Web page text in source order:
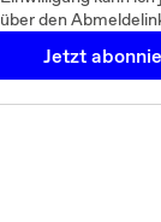
über den
Jetzt